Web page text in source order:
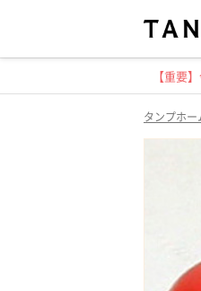
【重要
タンプホー